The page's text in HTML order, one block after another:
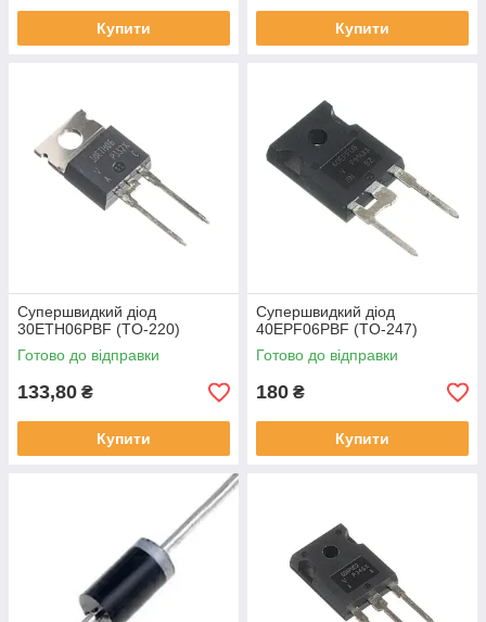
Купити Купити
Супершвидкий діод
30ETH06PBF (TO-220)
Готово до відправки
133,80 ₴
Купити
Супершвидкий діод
40EPF06PBF (TO-247)
Готово до відправки
180 ₴
Купити